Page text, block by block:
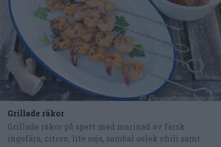
Grillade räkor
Grillade räkor på spett med marinad av färsk
ingefära, citron, lite soja, sambal oelek chili samt